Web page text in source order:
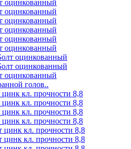
оцинкованный
оцинкованный
оцинкованный
оцинкованный
оцинкованный
оцинкованный
оцинкованный
оцинкованный
оцинкованный
голов..
кл. прочности 8,8
кл. прочности 8,8
кл. прочности 8,8
кл. прочности 8,8
цинк кл. прочности 8,8
цинк кл. прочности 8,8